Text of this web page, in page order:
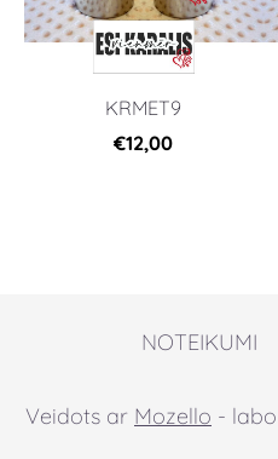
KRMET9
€12,00
NOTEIKUMI
Veidots ar Mozello -